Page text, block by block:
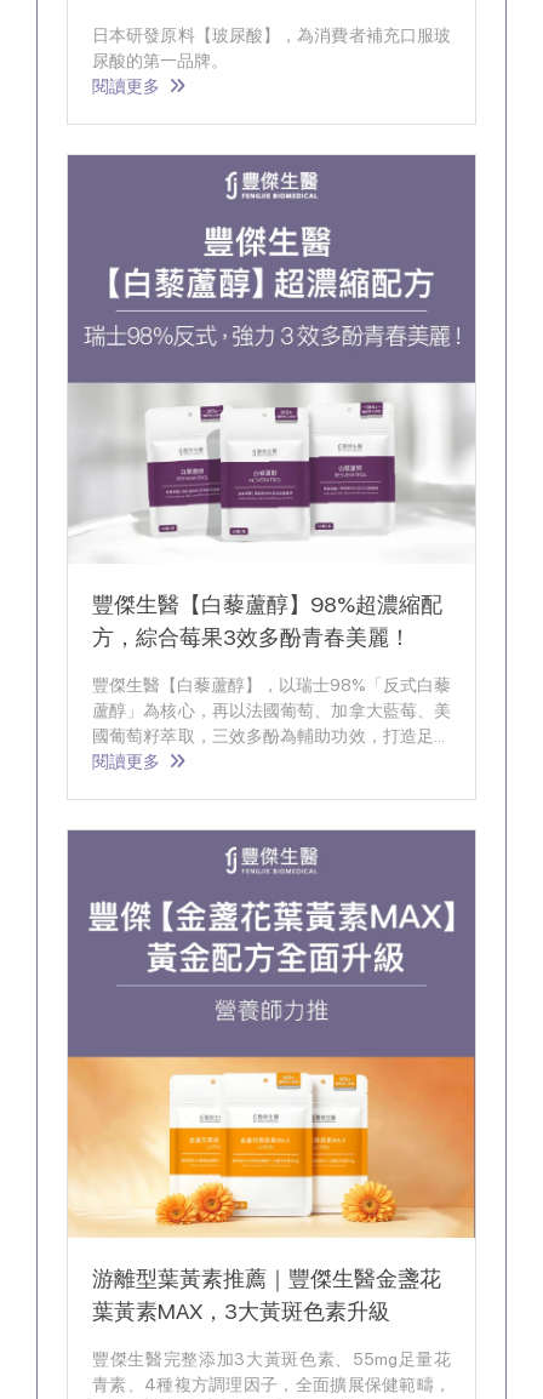
日本研發原料【玻尿酸】，為消費者補充口服玻
尿酸的第一品牌。
閱讀更多
豐傑生醫【白藜蘆醇】98%超濃縮配
方，綜合莓果3效多酚青春美麗！
豐傑生醫【白藜蘆醇】，以瑞士98%「反式白藜
蘆醇」為核心，再以法國葡萄、加拿大藍莓、美
國葡萄籽萃取，三效多酚為輔助功效，打造足量
有感的養顏美容聖品。
閱讀更多
游離型葉黃素推薦｜豐傑生醫金盞花
葉黃素MAX，3大黃斑色素升級
豐傑生醫完整添加3大黃斑色素、55mg足量花
青素、4種複方調理因子，全面擴展保健範疇，